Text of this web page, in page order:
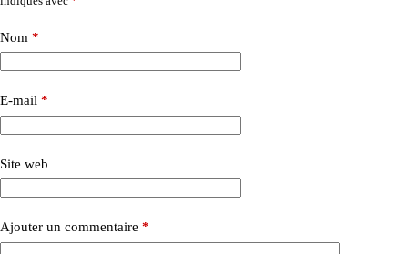
Nom *
E-mail *
Site web
Ajouter un commentaire *